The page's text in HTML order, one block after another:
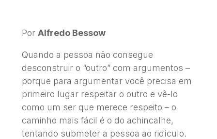
Por Alfredo Bessow
Quando a pessoa não consegue
desconstruir o “outro” com argumentos –
porque para argumentar você precisa em
primeiro lugar respeitar o outro e vê-lo
como um ser que merece respeito – o
caminho mais fácil é o do achincalhe,
tentando submeter a pessoa ao ridículo.